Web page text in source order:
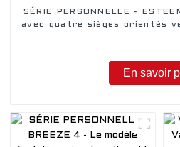
SÉRIE PERSONNELLE -
avec quatre sièges orientés
En savoir